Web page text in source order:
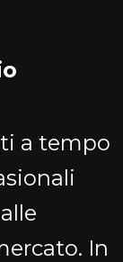
a tempo
In